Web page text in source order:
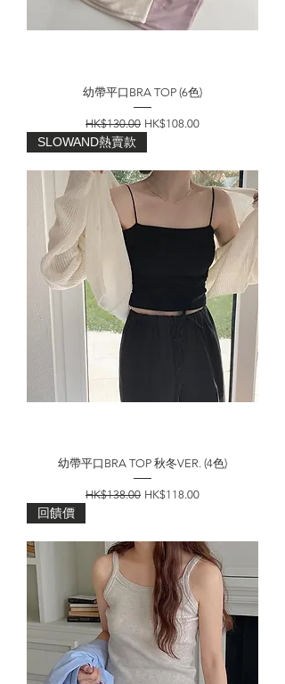
幼帶平口BRA TOP (6色)
一般價格
HK$130.00 促銷價格
HK$108.00
SLOWAND熱賣款
幼帶平口BRA TOP 秋冬VER. (4色)
一般價格
HK$138.00 促銷價格
HK$118.00
回饋價